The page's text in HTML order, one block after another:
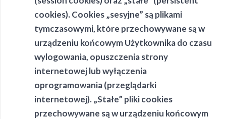
cookies). Cookies „sesyjne” są plikami
tymczasowymi, które przechowywane są w
urządzeniu końcowym Użytkownika do czasu
wylogowania, opuszczenia strony
internetowej lub wyłączenia
oprogramowania (przeglądarki
internetowej). „Stałe” pliki cookies
przechowywane są w urządzeniu końcowym